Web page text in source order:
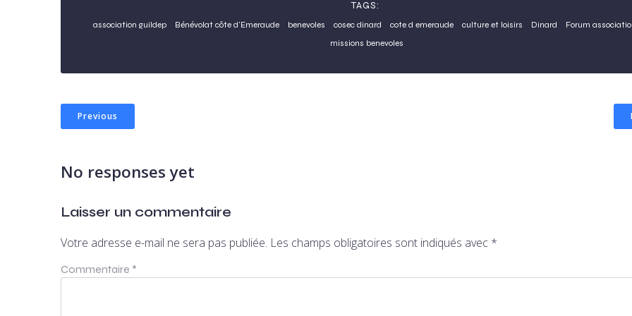
TAGS:
association guildep Bénévolat côte d'Emeraude benevoles cosec dinard cote d emeraude culture et loisirs Dinard
Forum
missions benevoles
Previous
No responses yet
Laisser un commentaire
Votre adresse e-mail ne sera pas publiée. Les champs obligatoires sont indiqués avec *
Commentaire *